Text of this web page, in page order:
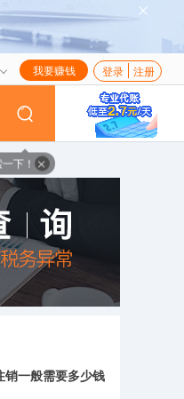
我要赚钱 登录 注册
下！
销一般需要多少钱